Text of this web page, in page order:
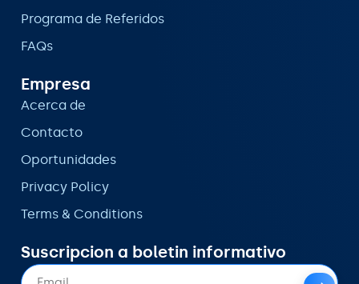
Programa de Referidos
FAQs
Empresa
Acerca de
Contacto
Oportunidades
Privacy Policy
Terms & Conditions
Suscripcion a boletin informativo